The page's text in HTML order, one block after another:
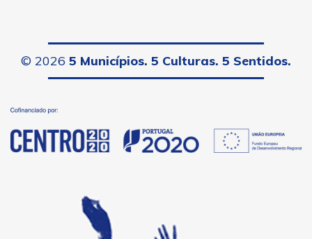
© 2026 5 Municípios. 5 Culturas. 5 Sentidos.